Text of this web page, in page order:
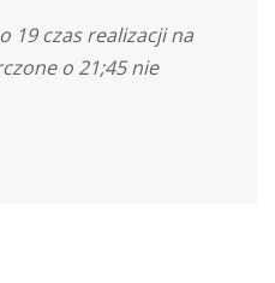
19 czas realizacji na
o 21;45 nie